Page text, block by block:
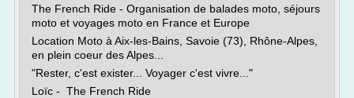
The French Ride - Organisation de balades moto, séjours
moto et voyages moto en France et Europe
Location Moto à Aix-les-Bains, Savoie (73), Rhône-Alpes,
en plein coeur des Alpes...
"Rester, c'est exister... Voyager c'est vivre..."
Loïc - The French Ride